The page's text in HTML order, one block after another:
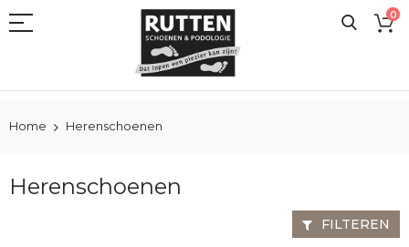
naar
0
Home Herenschoenen
Herenschoenen
FILTEREN